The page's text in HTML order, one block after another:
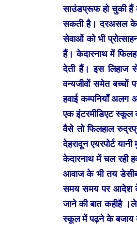
साउंडप्रूफ हो चुकी हैं
सकती है। दरअसल
सेवाओं को भी
हैं। केदारनाथ में
देती हैं। इस लिहाज
वन्यजीवों समेत बच्चों
हवाई कम्पनियाँ अलग
एक इंटरमीडिएट
वैसे तो फिलहाल
देहरादून एयरपोर्ट
केदारनाथ में चल रही
आवाज के भी तय
समय समय पर आदेश
जाने की बात कहीहै
स्कूल में पढ़ने के बजाय